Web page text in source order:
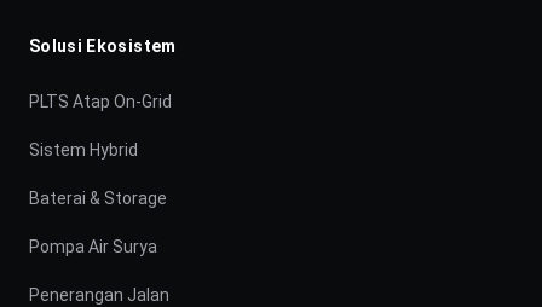
Solusi Ekosistem
PLTS Atap On-Grid
Sistem Hybrid
Baterai & Storage
Pompa Air Surya
Penerangan Jalan